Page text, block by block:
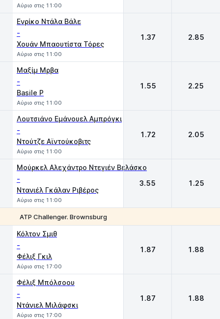
Αύριο στις 11:00
Ενρίκο Ντάλα Βάλε
-
Χουάν Μπαουτίστα Τόρες
Αύριο στις 11:00
1.37 2.85
Μαξίμ Μρβα
-
Basile P
Αύριο στις 11:00
1.55 2.25
Λουτσιάνο Εμάνουελ Αμπρόγκι
-
Ντούτζε Αϊντούκοβιτς
Αύριο στις 11:00
1.72 2.05
Μούρκελ Αλεχάντρο Ντεγιέν Βελάσκο
-
Ντανιέλ Γκάλαν Ριβέρος
Αύριο στις 11:00
3.55 1.25
ATP Challenger. Brownsburg
Κόλτον Σμιθ
-
Φέλιξ Γκιλ
Αύριο στις 17:00
1.87 1.88
Φέλιξ Μπόλσοου
-
Ντάνιελ Μιλάφσκι
Αύριο στις 17:00
1.87 1.88